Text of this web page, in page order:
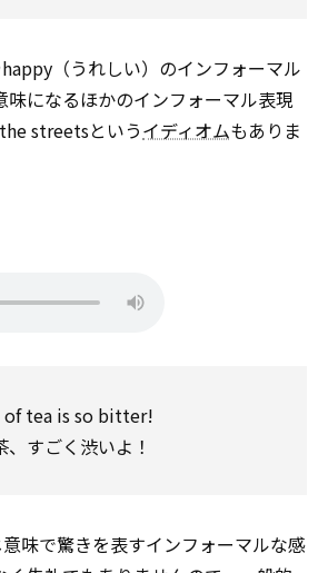
（うれしい）のインフォーマル
味になるほかのインフォーマル表現
streetsというイディオムもありま
of tea is so bitter!
すごく渋いよ！
味で驚きを表すインフォーマルな感